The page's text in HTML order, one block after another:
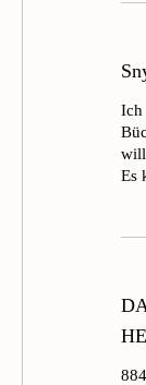
Ich
will
Es